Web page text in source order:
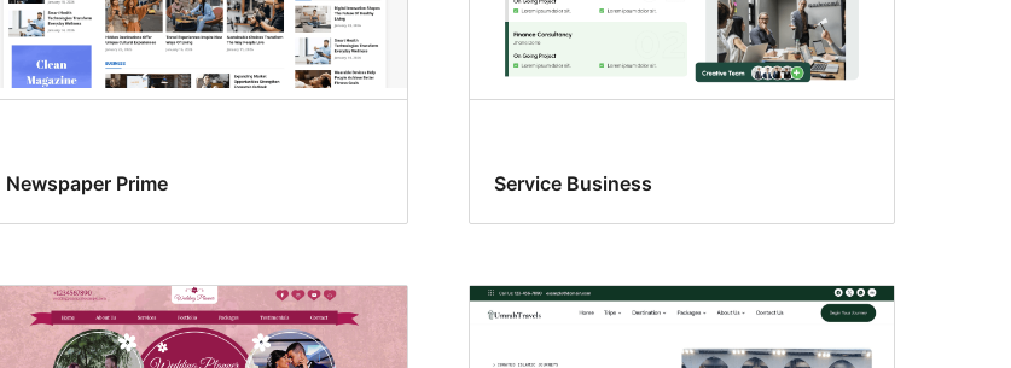
Newspaper Prime Service Business